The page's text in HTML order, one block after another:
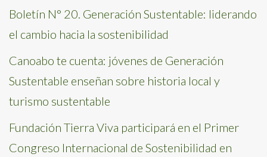
Boletín N° 20. Generación Sustentable: liderando
el cambio hacia la sostenibilidad
Canoabo te cuenta: jóvenes de Generación
Sustentable enseñan sobre historia local y
turismo sustentable
Fundación Tierra Viva participará en el Primer
Congreso Internacional de Sostenibilidad en